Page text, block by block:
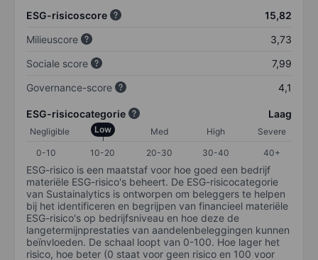
ESG-risicoscore
15,82
Milieuscore
3,73
Sociale score
7,99
Governance-score
4,1
ESG-risicocategorie Laag
Negligible Low Med High
Severe
0-10
10-20 20-30 30-40 40+
ESG-risico is een maatstaf voor hoe goed een bedrijf
materiële ESG-risico's beheert. De ESG-risicocategorie
van Sustainalytics is ontworpen om beleggers te helpen
bij het identificeren en begrijpen van financieel materiële
ESG-risico's op bedrijfsniveau en hoe deze de
langetermijnprestaties van aandelenbeleggingen kunnen
beïnvloeden. De schaal loopt van 0-100. Hoe lager het
risico, hoe beter (0 staat voor geen risico en 100 voor